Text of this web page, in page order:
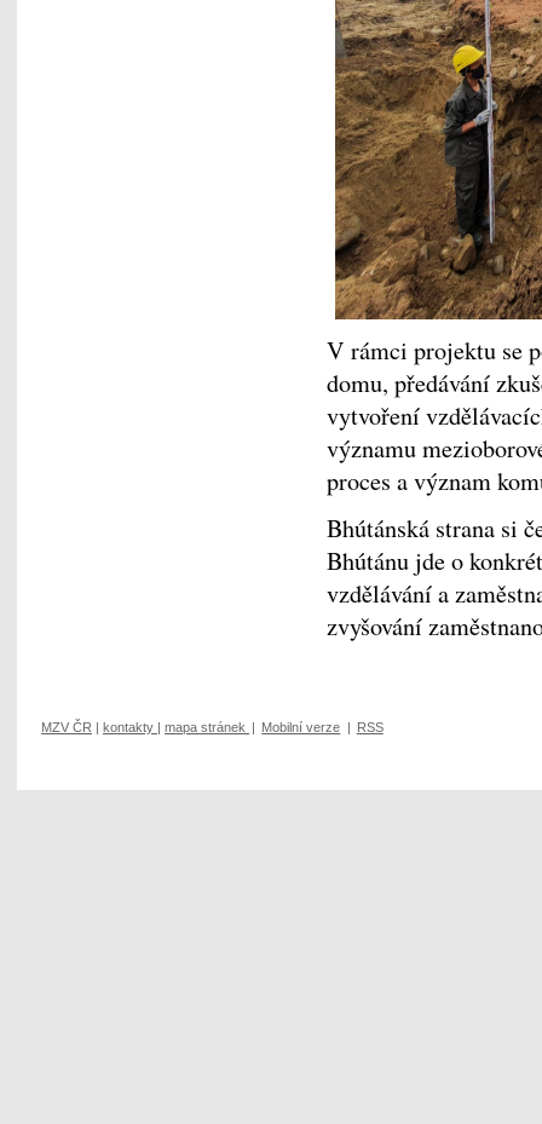
V rámci projektu se
domu, předávání
vytvoření
významu
proces a význam
Bhútánská strana si
Bhútánu jde o
vzdělávání a
zvyšování
MZV ČR | kontakty | mapa stránek | Mobilní verze | RSS